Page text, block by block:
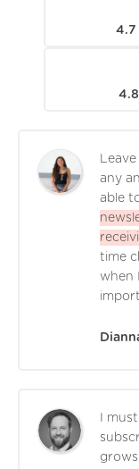
4.7
4.8
any
able
time
when
I